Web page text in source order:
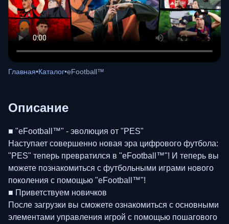
Главная•Каталог•eFootball™
Описание
■ "eFootball™" - эволюция от "PES"
Наступает совершенно новая эра цифрового футбола:
"PES" теперь превратился в "eFootball™"! И теперь вы
можете познакомиться с футбольными играми нового
поколения с помощью "eFootball™"!
■ Приветствуем новичков
После загрузки вы сможете ознакомиться с основными
элементами управления игрой с помощью пошагового